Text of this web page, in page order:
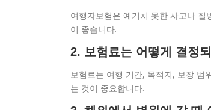
여행자보험은 예기치 못한 사고나
이 좋습니다.
2. 보험료는 어떻게 결정
보험료는 여행 기간, 목적지, 보장 범
는 것이 중요합니다.